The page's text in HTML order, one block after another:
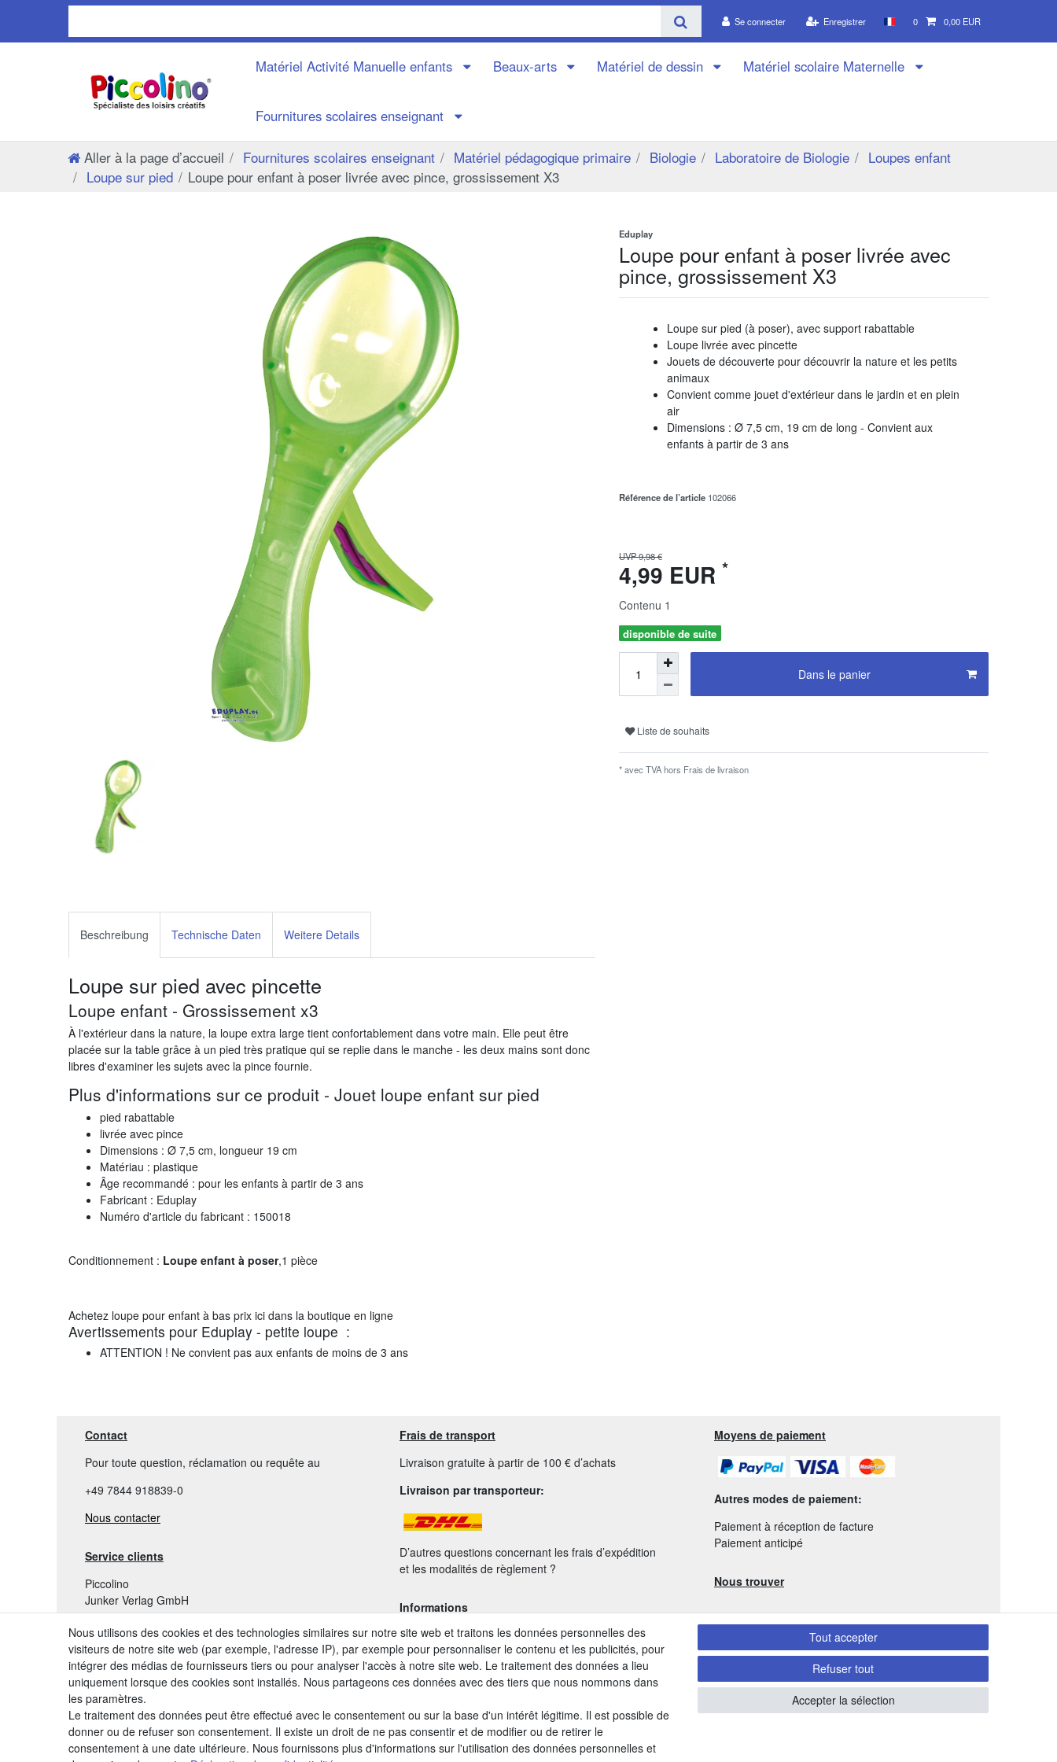
Se connecter Enregistrer 0 0,00 EUR
Matériel Activité Manuelle enfants Beaux-arts Matériel de dessin Matériel scolaire Maternelle
Fournitures scolaires enseignant
Aller à la page d’accueil Fournitures scolaires enseignant Matériel pédagogique primaire Biologie Laboratoire de Biologie
Loupes enfant
Loupe sur pied
Loupe pour enfant à poser livrée avec pince, grossissement X3
Eduplay
Loupe pour enfant à poser livrée avec
pince, grossissement X3
Loupe sur pied (à poser), avec support rabattable
Loupe livrée avec pincette
Jouets de découverte pour découvrir la nature et les petits
animaux
Convient comme jouet d'extérieur dans le jardin et en plein
air
Dimensions : Ø 7,5 cm, 19 cm de long - Convient aux
enfants à partir de 3 ans
Référence de l’article 102066
UVP 9,98 €
4,99 EUR *
Contenu 1
disponible de suite
Dans le panier
Liste de souhaits
* avec TVA hors Frais de livraison
Beschreibung Technische Daten Weitere Details
Loupe sur pied avec pincette
Loupe enfant - Grossissement x3
À l'extérieur dans la nature, la loupe extra large tient confortablement dans votre main. Elle peut être
placée sur la table grâce à un pied très pratique qui se replie dans le manche - les deux mains sont donc
libres d'examiner les sujets avec la pince fournie.
Plus d'informations sur ce produit - Jouet loupe enfant sur pied
pied rabattable
livrée avec pince
Dimensions : Ø 7,5 cm, longueur 19 cm
Matériau : plastique
Âge recommandé : pour les enfants à partir de 3 ans
Fabricant : Eduplay
Numéro d'article du fabricant : 150018
Conditionnement : Loupe enfant à poser,1 pièce
Achetez loupe pour enfant à bas prix ici dans la boutique en ligne
Avertissements pour Eduplay - petite loupe :
ATTENTION ! Ne convient pas aux enfants de moins de 3 ans
Contact
Pour toute question, réclamation ou requête au
+49 7844 918839-0
Nous contacter
Service clients
Piccolino
Junker Verlag GmbH
Im Bahnwörtel 11
77866 Rheinau
info@piccolino.de
Tel. : +49 7844 918839-0
Fax : +49 7844 918839-3
Frais de transport
Livraison gratuite à partir de 100 € d’achats
Livraison par transporteur:
D’autres questions concernant les frais d’expédition
et les modalités de règlement ?
Informations
Frais de port
Modes de paiement
Conditions générales de vente (CGV)
Retour des produits
Mentions légales
Moyens de paiement
Autres modes de paiement:
Paiement à réception de facture
Paiement anticipé
Nous trouver
Nous utilisons des cookies et des technologies similaires sur notre site web et traitons les données personnelles des
visiteurs de notre site web (par exemple, l'adresse IP), par exemple pour personnaliser le contenu et les publicités, pour
intégrer des médias de fournisseurs tiers ou pour analyser l'accès à notre site web. Le traitement des données a lieu
uniquement lorsque des cookies sont installés. Nous partageons ces données avec des tiers que nous nommons dans
les paramètres.
Le traitement des données peut être effectué avec le consentement ou sur la base d'un intérêt légitime. Il est possible de
donner ou de refuser son consentement. Il existe un droit de ne pas consentir et de modifier ou de retirer le
consentement à une date ultérieure. Nous fournissons plus d'informations sur l'utilisation des données personnelles et
Tout accepter
Refuser tout
Accepter la sélection